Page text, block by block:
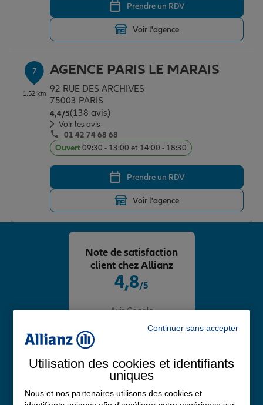
Prendre un RDV
Voir l'agence
7
1.52 km
AGENCE PARIS LE MARAIS
92 RUE DES ARCHIVES
75003 PARIS
4,4/5Note de 4.4 sur 5
(138 avis)
Voir les avis
01 42 74 68 68
Ouvert09:30 - 13:00 et 14:00 - 18:30
Prendre un RDV
Voir l'agence
4,8/5
Avis Google
Note de satisfaction
client chez Allianz
Continuer sans accepter
Utilisation des cookies et identifiants
uniques
Nous et nos partenaires utilisons des cookies et